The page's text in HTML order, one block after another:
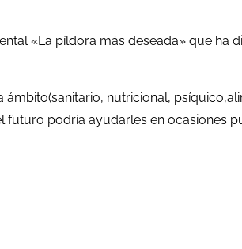
«La píldora más deseada» que ha
nutricional,
podría ayudarles en ocasiones